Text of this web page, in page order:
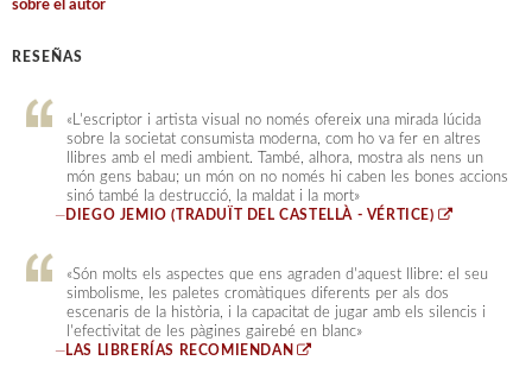
sobre el autor
RESEÑAS
«L'escriptor i artista visual no només ofereix una mirada lúcida
sobre la societat consumista moderna, com ho va fer en altres
llibres amb el medi ambient. També, alhora, mostra als nens un
món gens babau; un món on no només hi caben les bones accions
sinó també la destrucció, la maldat i la mort»
—DIEGO JEMIO (TRADUÏT DEL CASTELLÀ - VÉRTICE)
«Són molts els aspectes que ens agraden d'aquest llibre: el seu
simbolisme, les paletes cromàtiques diferents per als dos
escenaris de la història, i la capacitat de jugar amb els silencis i
l'efectivitat de les pàgines gairebé en blanc»
—LAS LIBRERÍAS RECOMIENDAN